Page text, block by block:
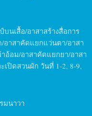
บนเสื้อ/อาสาสร้างสื่อการ
อาสาคัดแยกแว่นตา/อาสา
อ้อม/อาสาคัดแยกยา/อาสา
ปิดสวนผัก วันที่ 1-2, 8-9,
มนาวา